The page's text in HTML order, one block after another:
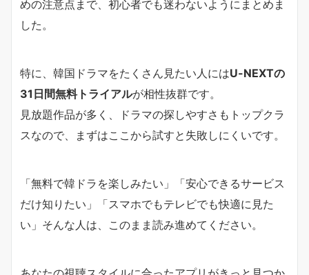
めの注意点まで、初心者でも迷わないようにまとめま
した。
特に、韓国ドラマをたくさん見たい人にはU-NEXTの
31日間無料トライアルが相性抜群です。
見放題作品が多く、ドラマの探しやすさもトップクラ
スなので、まずはここから試すと失敗しにくいです。
「無料で韓ドラを楽しみたい」「安心できるサービス
だけ知りたい」「スマホでもテレビでも快適に見た
い」そんな人は、このまま読み進めてください。